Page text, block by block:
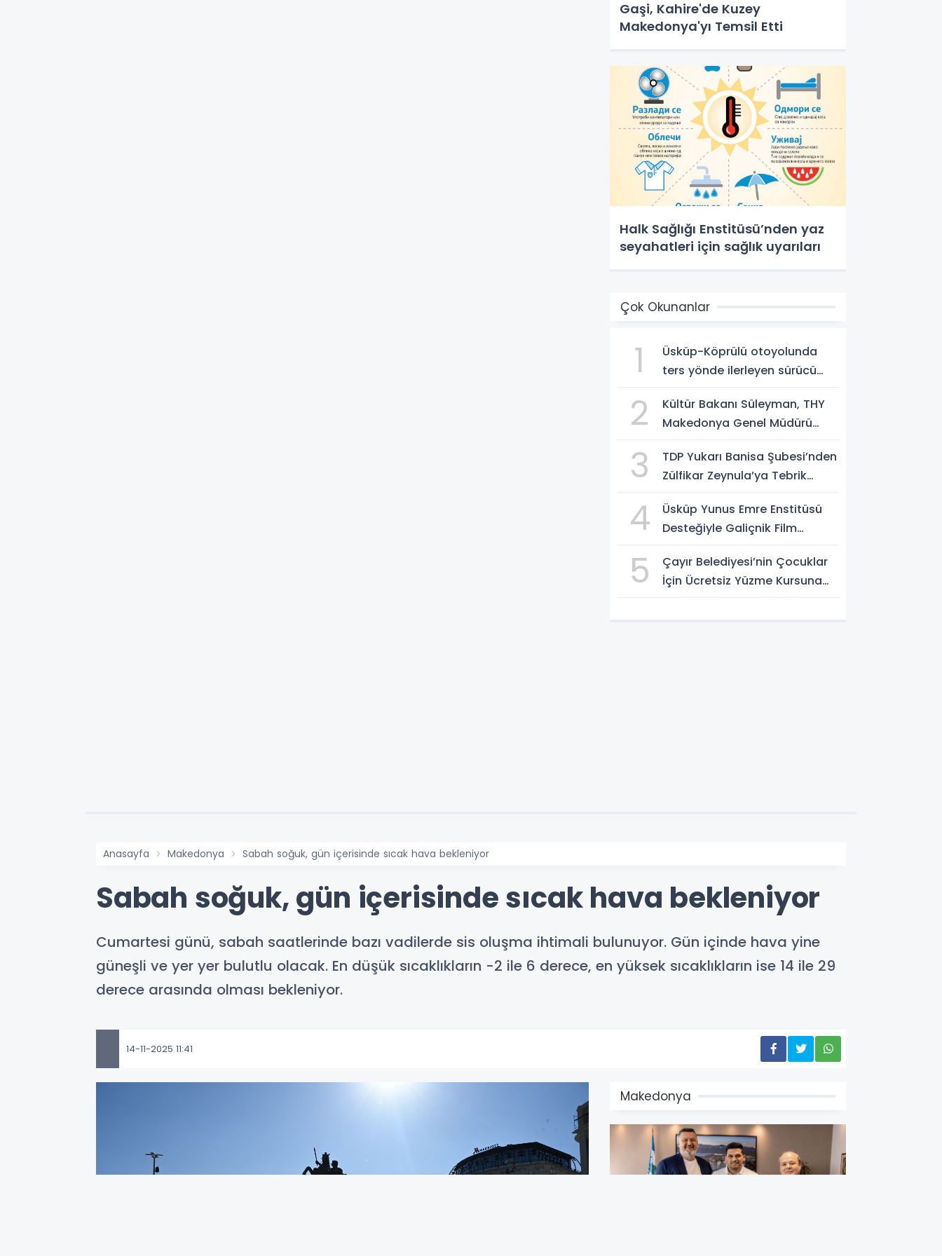
Gaşi, Kahire'de Kuzey
Makedonya'yı Temsil Etti
Halk Sağlığı Enstitüsü’nden yaz
seyahatleri için sağlık uyarıları
Çok Okunanlar
1
Üsküp-Köprülü otoyolunda
ters yönde ilerleyen sürücü
2
Kültür Bakanı Süleyman, THY
Makedonya Genel Müdürü
3
TDP Yukarı Banisa Şubesi’nden
Zülfikar Zeynula’ya Tebrik
4
Üsküp Yunus Emre Enstitüsü
Desteğiyle Galiçnik Film
5
Çayır Belediyesi’nin Çocuklar
İçin Ücretsiz Yüzme Kursuna
Anasayfa Makedonya Sabah soğuk, gün içerisinde sıcak hava bekleniyor
Sabah soğuk, gün içerisinde sıcak hava bekleniyor
Cumartesi günü, sabah saatlerinde bazı vadilerde sis oluşma ihtimali bulunuyor. Gün içinde hava yine
güneşli ve yer yer bulutlu olacak. En düşük sıcaklıkların -2 ile 6 derece, en yüksek sıcaklıkların ise 14 ile 29
derece arasında olması bekleniyor.
14-11-2025 11:41
Makedonya